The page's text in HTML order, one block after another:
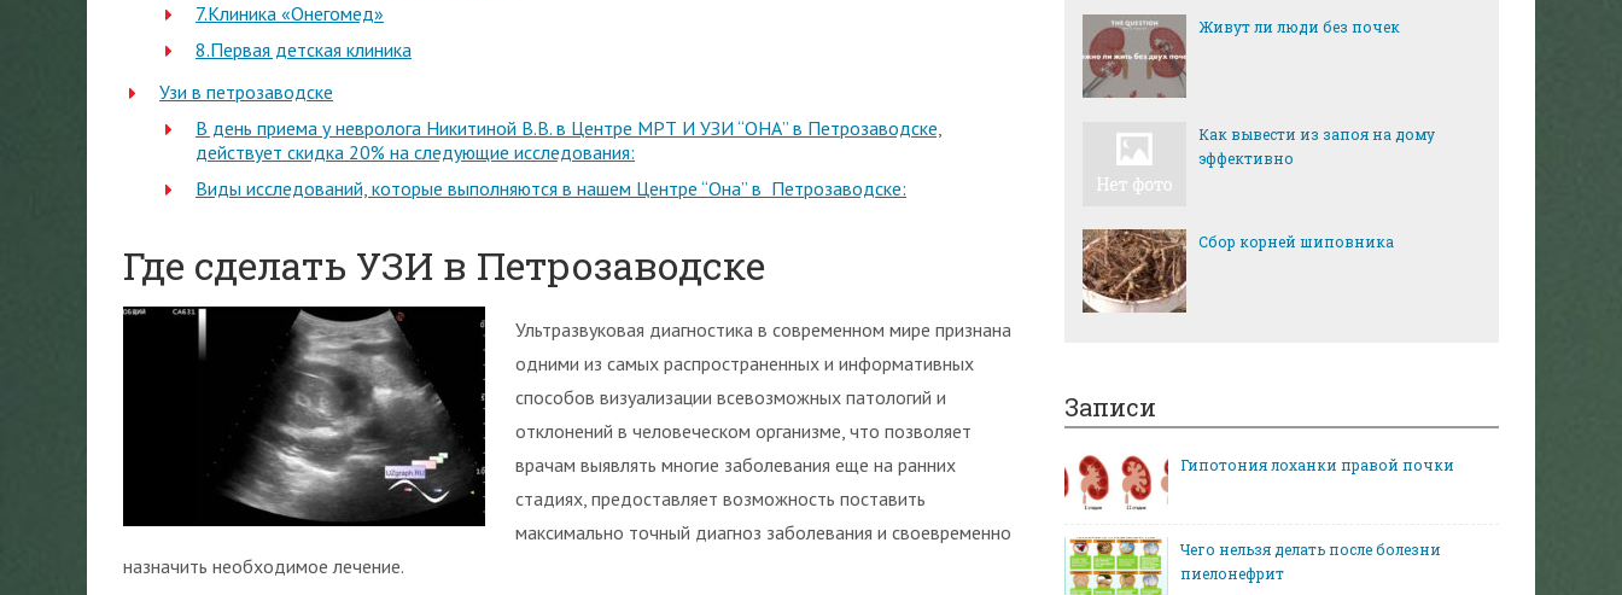
7.Клиника «Онегомед»
8.Первая детская клиника
Узи в петрозаводске
В день приема у невролога Никитиной В.В. в Центре МРТ И УЗИ “ОНА” в Петрозаводске,
действует скидка 20% на следующие исследования:
Виды исследований, которые выполняются в нашем Центре “Она” в Петрозаводске:
Где сделать УЗИ в Петрозаводске
Ультразвуковая диагностика в современном мире признана
одними из самых распространенных и информативных
способов визуализации всевозможных патологий и
отклонений в человеческом организме, что позволяет
врачам выявлять многие заболевания еще на ранних
стадиях, предоставляет возможность поставить
максимально точный диагноз заболевания и своевременно
назначить необходимое лечение.
Живут ли люди без почек
Как вывести из запоя на дому
эффективно
Сбор корней шиповника
Записи
Гипотония лоханки правой почки
Чего нельзя делать после болезни
пиелонефрит